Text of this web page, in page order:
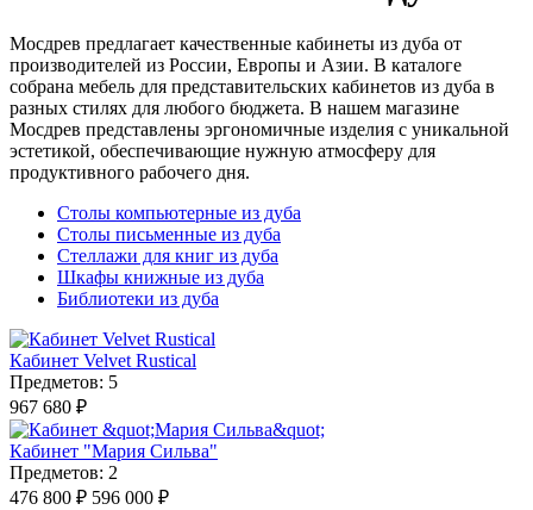
Мосдрев предлагает качественные кабинеты из дуба от
производителей из России, Европы и Азии. В каталоге
собрана мебель для представительских кабинетов из дуба в
разных стилях для любого бюджета. В нашем магазине
Мосдрев представлены эргономичные изделия с уникальной
эстетикой, обеспечивающие нужную атмосферу для
продуктивного рабочего дня.
Столы компьютерные из дуба
Столы письменные из дуба
Стеллажи для книг из дуба
Шкафы книжные из дуба
Библиотеки из дуба
Кабинет Velvet Rustical
Предметов: 5
967 680 ₽
Кабинет "Мария Сильва"
Предметов: 2
476 800 ₽ 596 000 ₽